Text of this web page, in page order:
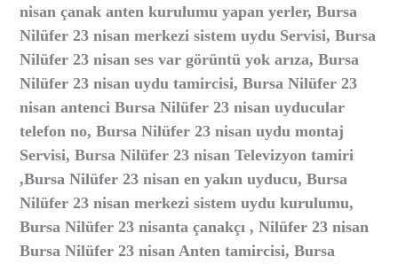
nisan çanak anten kurulumu yapan yerler, Bursa
Nilüfer 23 nisan merkezi sistem uydu Servisi, Bursa
Nilüfer 23 nisan ses var görüntü yok arıza, Bursa
Nilüfer 23 nisan uydu tamircisi, Bursa Nilüfer 23
nisan antenci Bursa Nilüfer 23 nisan uyducular
telefon no, Bursa Nilüfer 23 nisan uydu montaj
Servisi, Bursa Nilüfer 23 nisan Televizyon tamiri
,Bursa Nilüfer 23 nisan en yakın uyducu, Bursa
Nilüfer 23 nisan merkezi sistem uydu kurulumu,
Bursa Nilüfer 23 nisanta çanakçı , Nilüfer 23 nisan
Bursa Nilüfer 23 nisan Anten tamircisi, Bursa